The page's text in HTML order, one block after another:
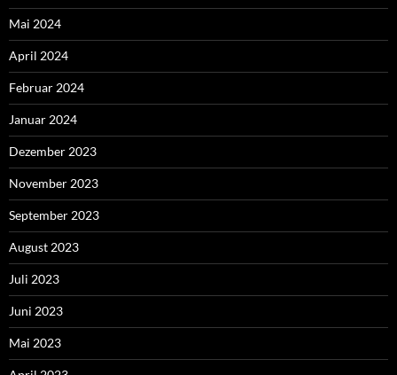
Mai 2024
April 2024
Februar 2024
Januar 2024
Dezember 2023
November 2023
September 2023
August 2023
Juli 2023
Juni 2023
Mai 2023